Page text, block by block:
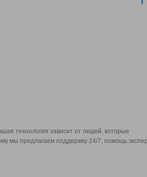
технология зависит от людей, которые
мы предлагаем поддержку 24/7, помощь